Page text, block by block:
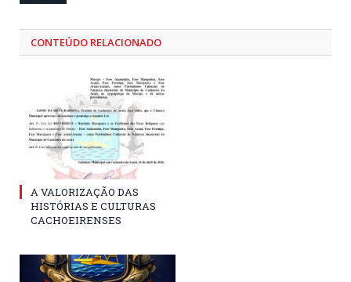
CONTEÚDO RELACIONADO
A VALORIZAÇÃO DAS
HISTÓRIAS E CULTURAS
CACHOEIRENSES